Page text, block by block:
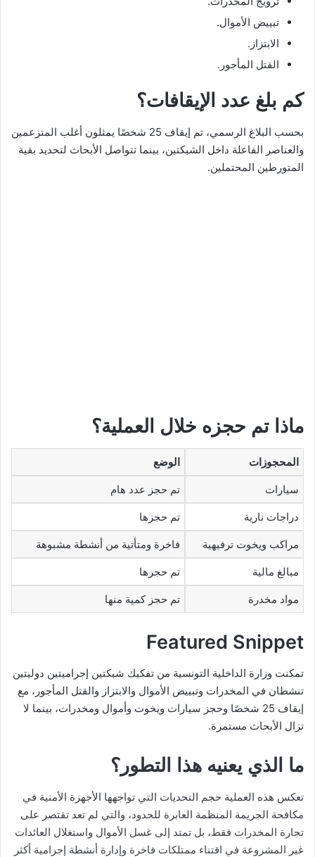
تبييض الأموال.
الابتزاز.
القتل المأجور.
كم بلغ عدد الإيقافات؟
بحسب البلاغ الرسمي، تم إيقاف 25 شخصًا يمثلون أغلب المتزعمين
والعناصر الفاعلة داخل الشبكتين، بينما تتواصل الأبحاث لتحديد بقية
المتورطين المحتملين.
ماذا تم حجزه خلال العملية؟
المحجوزات الوضع
سيارات تم حجز عدد هام
دراجات نارية تم حجزها
مراكب ويخوت ترفيهية فاخرة ومتأتية من أنشطة مشبوهة
مبالغ مالية تم حجزها
مواد مخدرة تم حجز كمية منها
Featured Snippet
تمكنت وزارة الداخلية التونسية من تفكيك شبكتين إجراميتين دوليتين
تنشطان في المخدرات وتبييض الأموال والابتزاز والقتل المأجور، مع
إيقاف 25 شخصًا وحجز سيارات ويخوت وأموال ومخدرات، بينما لا
تزال الأبحاث مستمرة.
ما الذي يعنيه هذا التطور؟
تعكس هذه العملية حجم التحديات التي تواجهها الأجهزة الأمنية في
مكافحة الجريمة المنظمة العابرة للحدود، والتي لم تعد تقتصر على
تجارة المخدرات فقط، بل تمتد إلى غسل الأموال واستغلال العائدات
غير المشروعة في اقتناء ممتلكات فاخرة وإدارة أنشطة إجرامية أكثر